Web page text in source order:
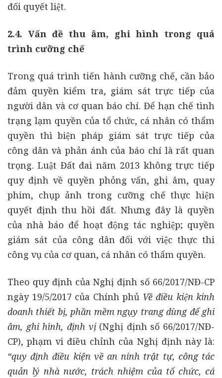
đối quyết liệt.
2.4. Vấn đề thu âm, ghi hình trong quá
trình cưỡng chế
Trong quá trình tiến hành cưỡng chế, cần bảo
đảm quyền kiểm tra, giám sát trực tiếp của
người dân và cơ quan báo chí. Để hạn chế tình
trạng lạm quyền của tổ chức, cá nhân có thẩm
quyền thì biện pháp giám sát trực tiếp của
công dân và phản ánh của báo chí là rất quan
trọng. Luật Đất đai năm 2013 không trực tiếp
quy định về quyền phỏng vấn, ghi âm, quay
phim, chụp ảnh trong cưỡng chế thực hiện
quyết định thu hồi đất. Nhưng đây là quyền
của nhà báo để hoạt động tác nghiệp; quyền
giám sát của công dân đối với việc thực thi
công vụ của cơ quan, cá nhân có thẩm quyền.
Theo quy định của Nghị định số 66/2017/NĐ-CP
ngày 19/5/2017 của Chính phủ Về điều kiện kinh
doanh thiết bị, phần mềm ngụy trang dùng để ghi
âm, ghi hình, định vị(Nghị định số 66/2017/NĐ-
CP), phạm vi điều chỉnh của Nghị định này là:
“quy định điều kiện về an ninh trật tự, công tác
quản lý nhà nước, trách nhiệm của tổ chức, cá